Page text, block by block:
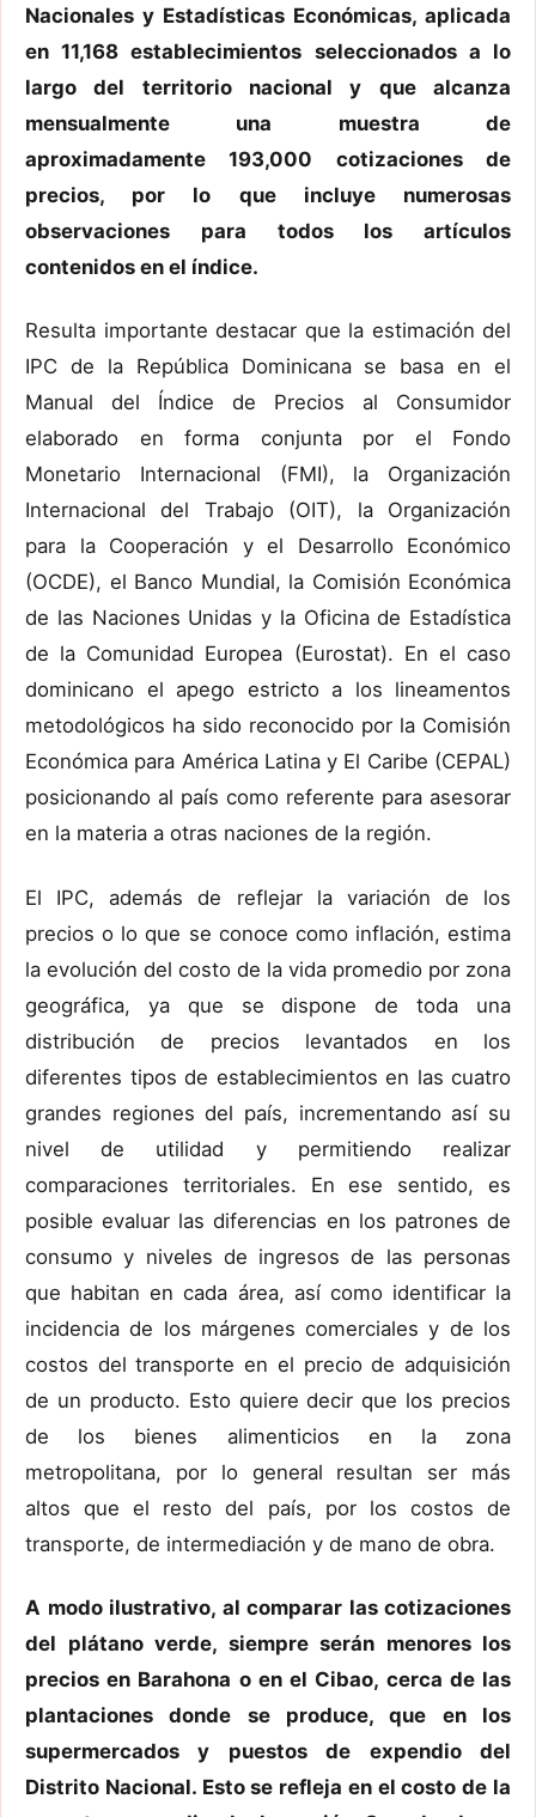
Nacionales y Estadísticas Económicas, aplicada
en 11,168 establecimientos seleccionados a lo
largo del territorio nacional y que alcanza
mensualmente una muestra de
aproximadamente 193,000 cotizaciones de
precios, por lo que incluye numerosas
observaciones para todos los artículos
contenidos en el índice.
Resulta importante destacar que la estimación del
IPC de la República Dominicana se basa en el
Manual del Índice de Precios al Consumidor
elaborado en forma conjunta por el Fondo
Monetario Internacional (FMI), la Organización
Internacional del Trabajo (OIT), la Organización
para la Cooperación y el Desarrollo Económico
(OCDE), el Banco Mundial, la Comisión Económica
de las Naciones Unidas y la Oficina de Estadística
de la Comunidad Europea (Eurostat). En el caso
dominicano el apego estricto a los lineamentos
metodológicos ha sido reconocido por la Comisión
Económica para América Latina y El Caribe (CEPAL)
posicionando al país como referente para asesorar
en la materia a otras naciones de la región.
El IPC, además de reflejar la variación de los
precios o lo que se conoce como inflación, estima
la evolución del costo de la vida promedio por zona
geográfica, ya que se dispone de toda una
distribución de precios levantados en los
diferentes tipos de establecimientos en las cuatro
grandes regiones del país, incrementando así su
nivel de utilidad y permitiendo realizar
comparaciones territoriales. En ese sentido, es
posible evaluar las diferencias en los patrones de
consumo y niveles de ingresos de las personas
que habitan en cada área, así como identificar la
incidencia de los márgenes comerciales y de los
costos del transporte en el precio de adquisición
de un producto. Esto quiere decir que los precios
de los bienes alimenticios en la zona
metropolitana, por lo general resultan ser más
altos que el resto del país, por los costos de
transporte, de intermediación y de mano de obra.
A modo ilustrativo, al comparar las cotizaciones
del plátano verde, siempre serán menores los
precios en Barahona o en el Cibao, cerca de las
plantaciones donde se produce, que en los
supermercados y puestos de expendio del
Distrito Nacional. Esto se refleja en el costo de la